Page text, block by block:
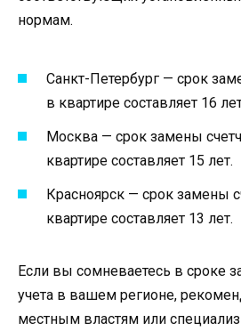
нормам.
Санкт-Петербург — срок
в квартире составляет 16
Москва — срок замены
квартире составляет 15 лет.
Красноярск — срок замены
квартире составляет 13 лет.
Если вы сомневаетесь в сроке
учета в вашем регионе,
местным властям или